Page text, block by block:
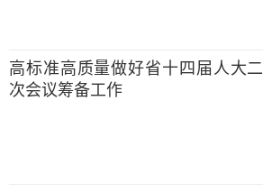
高标准高质量做好省十四届人大二
次会议筹备工作